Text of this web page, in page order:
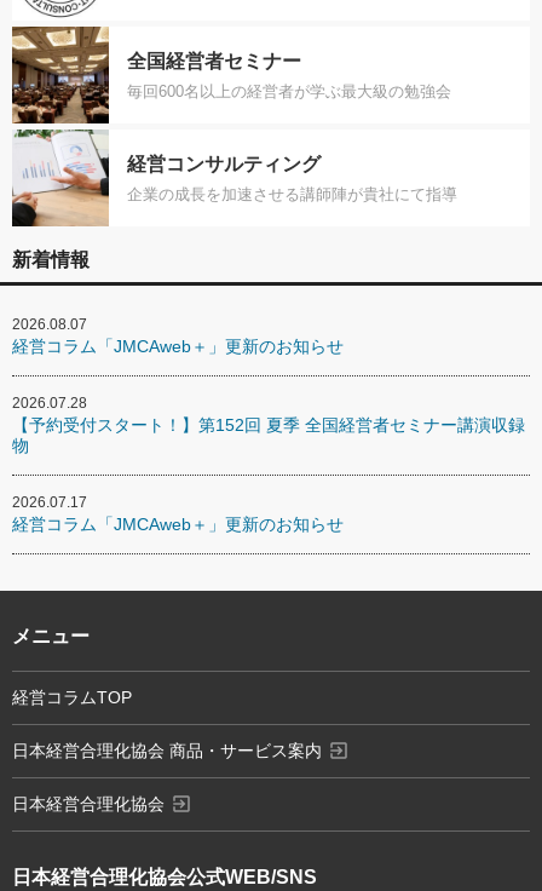
全国経営者セミナー
毎回600名以上の経営者が学ぶ最大級の勉強会
経営コンサルティング
企業の成長を加速させる講師陣が貴社にて指導
新着情報
2026.08.07
経営コラム「JMCAweb＋」更新のお知らせ
2026.07.28
【予約受付スタート！】第152回 夏季 全国経営者セミナー講演収録
物
2026.07.17
経営コラム「JMCAweb＋」更新のお知らせ
日本経営合理化協会公式WEB/SNS
メニュー
経営コラムTOP
日本経営合理化協会 商品・サービス案内 exit_to_app
日本経営合理化協会 exit_to_app